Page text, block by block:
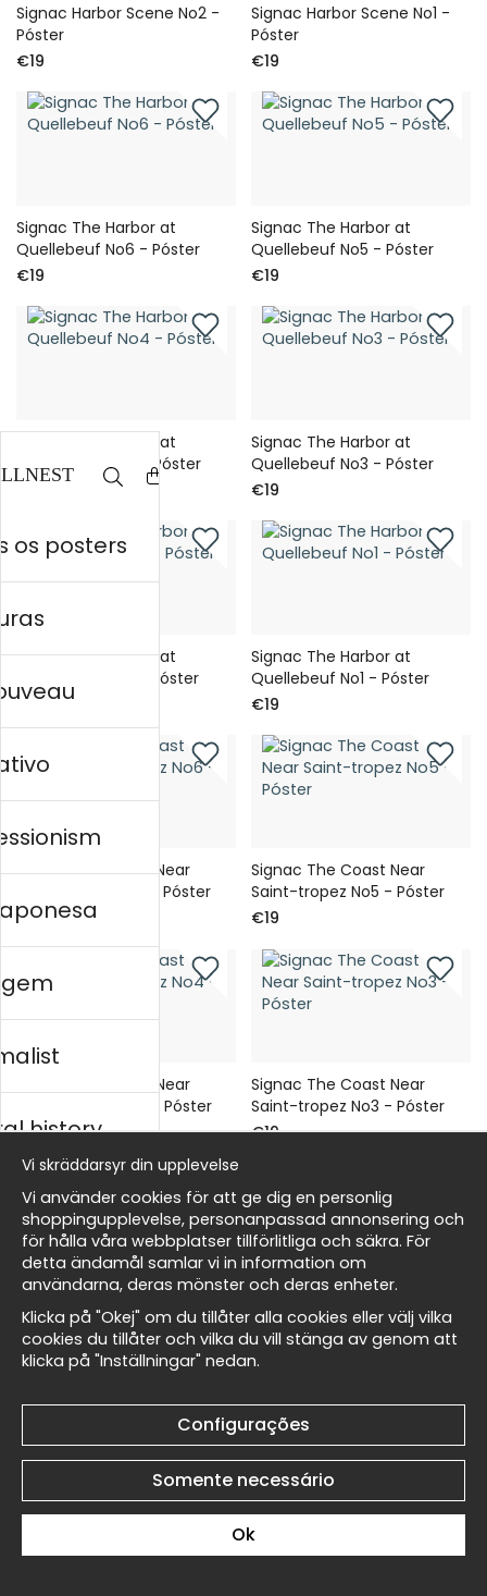
Signac Harbor Scene No2 -
Póster
€19
Signac Harbor Scene No1 -
Póster
€19
Signac The Harbor at
Quellebeuf No6 - Póster
€19
Signac The Harbor at
Quellebeuf No5 - Póster
€19
Signac The Harbor at
Quellebeuf No4 - Póster
Signac The Harbor at
Quellebeuf No3 - Póster
€19
Signac The Harbor at
Quellebeuf No2 - Póster
€19
Signac The Harbor at
Quellebeuf No1 - Póster
€19
Signac The Coast Near
Saint-tropez No6 - Póster
€19
Signac The Coast Near
Saint-tropez No5 - Póster
€19
Signac The Coast Near
Saint-tropez No4 - Póster
€19
Signac The Coast Near
Saint-tropez No3 - Póster
€19
Signac The Coast Near
Saint-tropez No2 - Póster
€19
Saint-tropez No1 - Póster
€19
Signac Sailing Ship in Saint-
€19
Signac Sailing Ship in Saint-
malo No5 - Póster
€19
os posters
history
Vi skräddarsyr din upplevelse
Vi använder cookies för att ge dig en personlig
shoppingupplevelse, personanpassad annonsering och
för hålla våra webbplatser tillförlitliga och säkra. För
detta ändamål samlar vi in information om
användarna, deras mönster och deras enheter.
Klicka på "Okej" om du tillåter alla cookies eller välj vilka
cookies du tillåter och vilka du vill stänga av genom att
klicka på "Inställningar" nedan.
Configurações
Somente necessário
Ok